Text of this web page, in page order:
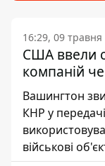
16:29, 09 травня
США ввели
компаній
Вашингтон
КНР у
військові